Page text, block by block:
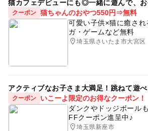
猫カフェデビューにも◎一緒に遊んで、お
クーポン 猫ちゃんのおやつ550円⇒無料
可愛い子供×猫に癒さ
ガ・ゲームなど無料
埼玉県さいたま市大宮区
アクティブなお子さま大満足！跳ねて遊
クーポン
いこーよ限定のお得なクーポン！
ダンクやドッジボール
FFクーポン進呈中♪
埼玉県新座市